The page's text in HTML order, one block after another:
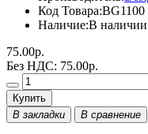
Код Товара:BG1100
Наличие:В наличии
75.00р.
Без НДС: 75.00р.
Купить
В закладки
В сравнение